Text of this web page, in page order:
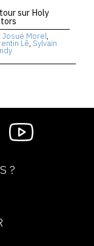
sur Holy
Josué Morel,
Lê, Sylvain
?